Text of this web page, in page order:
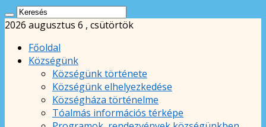
2026 augusztus 6 , csütörtök
Főoldal
Községünk
Községünk története
Községünk elhelyezkedése
Községháza történelme
Tóalmás információs térképe